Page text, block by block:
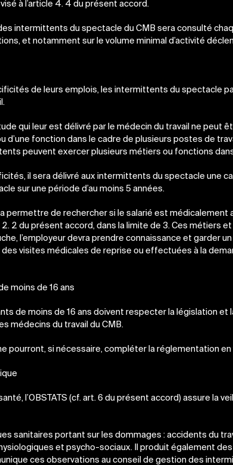
à l’article 4. 4 du présent accord.
intermittents du spectacle du CMB sera consulté
et notamment sur le volume minimal d’activité
de leurs emplois, les intermittents du spectacle
qui leur est délivré par le médecin du travail ne peut
d’une fonction dans le cadre de plusieurs postes de
peuvent exercer plusieurs métiers ou fonctions
il sera délivré aux intermittents du spectacle une
sur une période d’au moins 5 années.
permettre de rechercher si le salarié est
2. 2 du présent accord, dans la limite de 3. Ces métiers
l’employeur devra prendre connaissance et garder
des visites médicales de reprise ou effectuées à la
moins de 16 ans
de moins de 16 ans doivent respecter la législation
médecins du travail du CMB.
pourront, si nécessaire, compléter la réglementation en
l’OBSTATS (cf. art. 6 du présent accord) assure
sanitaires portant sur les dommages : accidents du
et psycho-sociaux. Il produit également
ces observations au conseil de gestion des